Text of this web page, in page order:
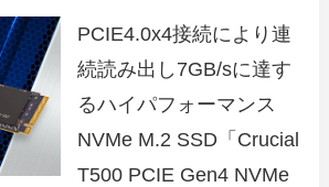
PCIE4.0x4接続により連
続読み出し7GB/sに達す
るハイパフォーマンス
NVMe M.2 SSD「Crucial
T500 PCIE Gen4 NVMe